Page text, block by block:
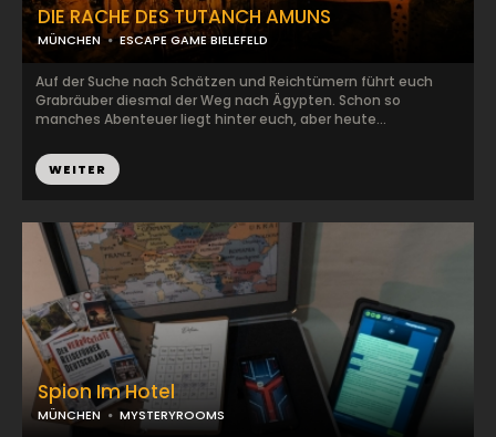
DIE RACHE DES TUTANCH AMUNS
MÜNCHEN ESCAPE GAME BIELEFELD
Auf der Suche nach Schätzen und Reichtümern führt euch
Grabräuber diesmal der Weg nach Ägypten. Schon so
manches Abenteuer liegt hinter euch, aber heute...
WEITER
Spion Im Hotel
MÜNCHEN MYSTERYROOMS